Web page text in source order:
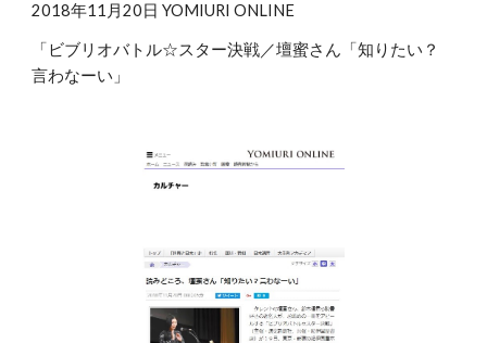
2018年11月20日 YOMIURI ONLINE
「ビブリオバトル☆スター決戦／壇蜜さん「知りたい？
言わなーい」